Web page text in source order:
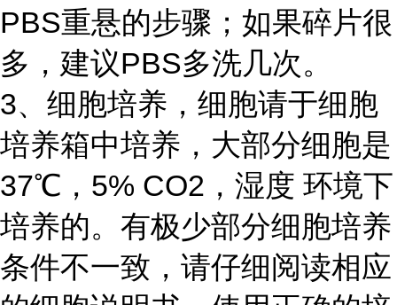
PBS重悬的步骤；如果碎片很
多，建议PBS多洗几次。
3、细胞培养，细胞请于细胞
培养箱中培养，大部分细胞是
37℃，5% CO2，湿度 环境下
培养的。有极少部分细胞培养
条件不一致，请仔细阅读相应